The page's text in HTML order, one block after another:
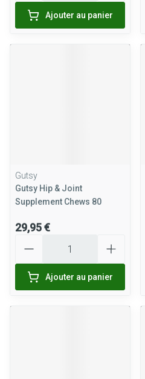
Ajouter au panier
Gutsy
Gutsy Hip & Joint
Supplement Chews 80
29,95 €
Ajouter au panier